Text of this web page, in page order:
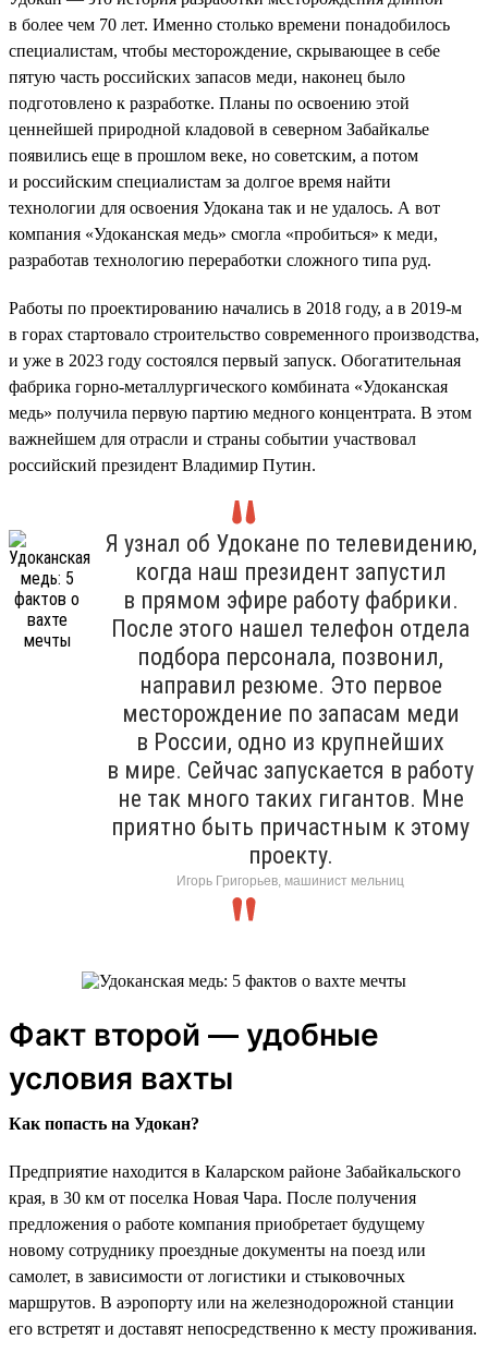
в более чем 70 лет. Именно столько времени понадобилось
специалистам, чтобы месторождение, скрывающее в себе
пятую часть российских запасов меди, наконец было
подготовлено к разработке. Планы по освоению этой
ценнейшей природной кладовой в северном Забайкалье
появились еще в прошлом веке, но советским, а потом
и российским специалистам за долгое время найти
технологии для освоения Удокана так и не удалось. А вот
компания «Удоканская медь» смогла «пробиться» к меди,
разработав технологию переработки сложного типа руд.
Работы по проектированию начались в 2018 году, а в 2019-м
в горах стартовало строительство современного производства,
и уже в 2023 году состоялся первый запуск. Обогатительная
фабрика горно-металлургического комбината «Удоканская
медь» получила первую партию медного концентрата. В этом
важнейшем для отрасли и страны событии участвовал
российский президент Владимир Путин.
Я узнал об Удокане по телевидению,
когда наш президент запустил
в прямом эфире работу фабрики.
После этого нашел телефон отдела
подбора персонала, позвонил,
направил резюме. Это первое
месторождение по запасам меди
в России, одно из крупнейших
в мире. Сейчас запускается в работу
не так много таких гигантов. Мне
приятно быть причастным к этому
проекту.
Игорь Григорьев, машинист мельниц
Факт второй — удобные
условия вахты
Как попасть на Удокан?
Предприятие находится в Каларском районе Забайкальского
края, в 30 км от поселка Новая Чара. После получения
предложения о работе компания приобретает будущему
новому сотруднику проездные документы на поезд или
самолет, в зависимости от логистики и стыковочных
маршрутов. В аэропорту или на железнодорожной станции
его встретят и доставят непосредственно к месту проживания.